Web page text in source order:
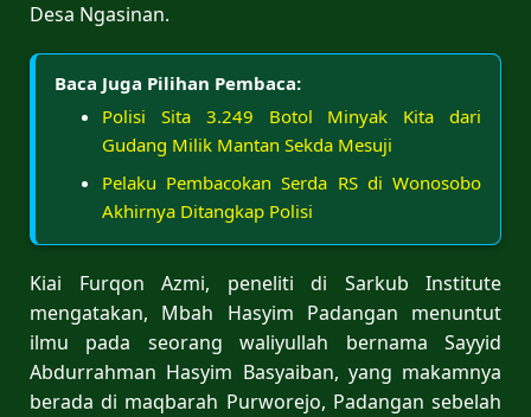
Desa Ngasinan.
Baca Juga Pilihan Pembaca:
Polisi Sita 3.249 Botol Minyak Kita dari
Gudang Milik Mantan Sekda Mesuji
Pelaku Pembacokan Serda RS di Wonosobo
Akhirnya Ditangkap Polisi
Kiai Furqon Azmi, peneliti di Sarkub Institute
mengatakan, Mbah Hasyim Padangan menuntut
ilmu pada seorang waliyullah bernama Sayyid
Abdurrahman Hasyim Basyaiban, yang makamnya
berada di maqbarah Purworejo, Padangan sebelah